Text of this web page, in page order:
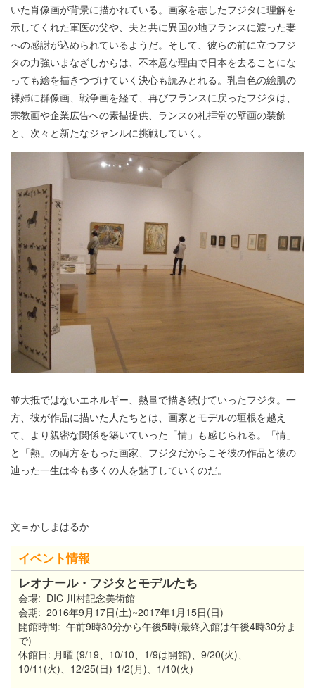
いた肖像画が背景に描かれている。画家を志したフジタに理解を
示してくれた軍医の父や、夫と共に異国の地フランスに渡った妻
への感謝が込められているようだ。そして、彼らの前に立つフジ
タの力強いまなざしからは、不本意な理由で日本を去ることにな
っても絵を描きつづけていく決心も読みとれる。乳白色の絵肌の
裸婦に群像画、戦争画を経て、再びフランスに戻ったフジタは、
宗教画や企業広告への素描提供、ランスの礼拝堂の壁画の装飾
と、次々と新たなジャンルに挑戦していく。
並大抵ではないエネルギー、熱量で描き続けていったフジタ。一
方、彼が作品に描いた人たちとは、画家とモデルの垣根を越え
て、より親密な関係を築いていった「情」も感じられる。「情」
と「熱」の両方をもった画家、フジタだからこそ彼の作品と彼の
辿った一生は今も多くの人を魅了していくのだ。
文＝かしまはるか
イベント情報
レオナール・フジタとモデルたち
会場: DIC 川村記念美術館
会期: 2016年9月17日(土)~2017年1月15日(日)
開館時間: 午前9時30分から午後5時(最終入館は午後4時30分ま
で)
休館日: 月曜 (9/19、10/10、1/9は開館)、9/20(火)、
10/11(火)、12/25(日)-1/2(月)、1/10(火)